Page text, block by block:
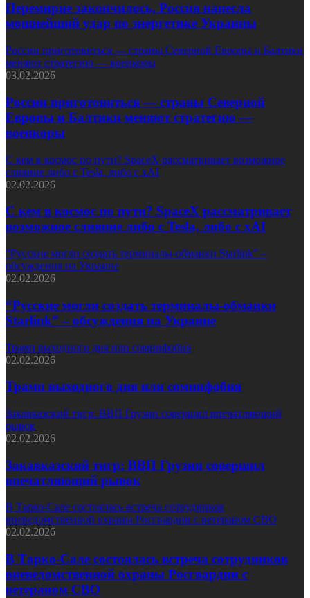
Перемирие закончилось, Россия нанесла
мощнейший удар по энергетике Украины
России приготовиться — страны Северной Европы и Балтики
меняют стратегию — военкоры
03.02.2026
России приготовиться — страны Северной
Европы и Балтики меняют стратегию —
военкоры
С кем в космос по пути? SpaceX рассматривает возможное
слияние либо с Tesla, либо с xAI
02.02.2026
С кем в космос по пути? SpaceX рассматривает
возможное слияние либо с Tesla, либо с xAI
“Русские могли создать терминалы-обманки Starlink” –
обсуждения на Украине
02.02.2026
“Русские могли создать терминалы-обманки
Starlink” – обсуждения на Украине
Трамп выходного дня или сомнифобия
02.02.2026
Трамп выходного дня или сомнифобия
Закавказский тигр: ВВП Грузии совершил впечатляющий
рывок
02.02.2026
Закавказский тигр: ВВП Грузии совершил
впечатляющий рывок
В Тарко-Сале состоялась встреча сотрудников
вневедомственной охраны Росгвардии с ветераном СВО
02.02.2026
В Тарко-Сале состоялась встреча сотрудников
вневедомственной охраны Росгвардии с
ветераном СВО